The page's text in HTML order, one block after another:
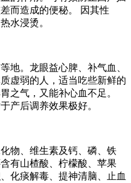
而造成的便秘。 因其性
水浸烫。
地。龙眼益心脾、补气血、
虚弱的人，适当吃些新鲜的
之气，又能补心血不足。
产后调养效果极好。
物、维生素及钙、磷、铁
有山楂酸、柠檬酸、苹果
化痰解毒、提神清脑、止血